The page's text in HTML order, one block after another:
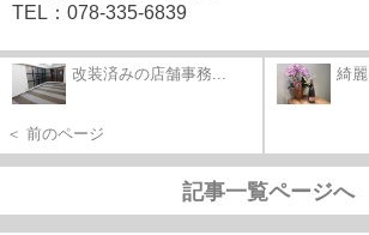
TEL：078-335-6839
改装済みの店舗事務...
＜ 前のページ
綺
記事一覧ページへ